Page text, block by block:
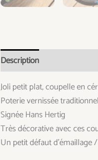
Description
Joli petit plat, coupelle en
Poterie vernissée
Signée Hans Hertig
Très décorative avec ces
Un petit défaut d’émaillage